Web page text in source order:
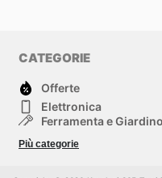
CATEGORIE
Offerte
Elettronica
Ferramenta e Giardino
Bambini e Neonati
Più categorie